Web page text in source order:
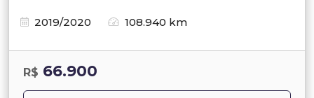
2019/2020
108.940 km
R$ 66.900